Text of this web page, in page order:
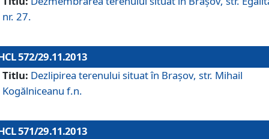
nr. 27.
572/29.11.2013
Titlu: Dezlipirea terenului situat în Braşov, str. Mihail
Kogălniceanu f.n.
571/29.11.2013